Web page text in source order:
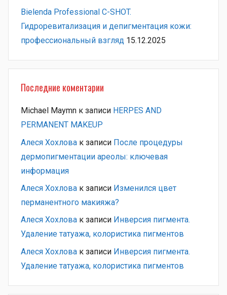
Bielenda Professional C-SHOT.
Гидроревитализация и депигментация кожи:
профессиональный взгляд 15.12.2025
Последние коментарии
Michael Maymn к записи HERPES AND
PERMANENT MAKEUP
Алеся Хохлова к записи После процедуры
дермопигментации ареолы: ключевая
информация
Алеся Хохлова к записи Изменился цвет
перманентного макияжа?
Алеся Хохлова к записи Инверсия пигмента.
Удаление татуажа, колористика пигментов
Алеся Хохлова к записи Инверсия пигмента.
Удаление татуажа, колористика пигментов